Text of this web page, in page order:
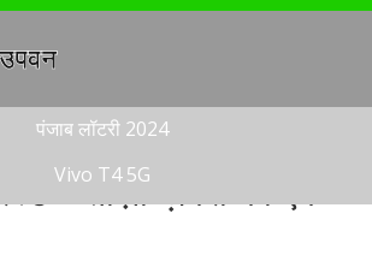
पंजाब लॉटरी 2024
Vivo T4 5G
– ताज़ा ख़बरों का एक